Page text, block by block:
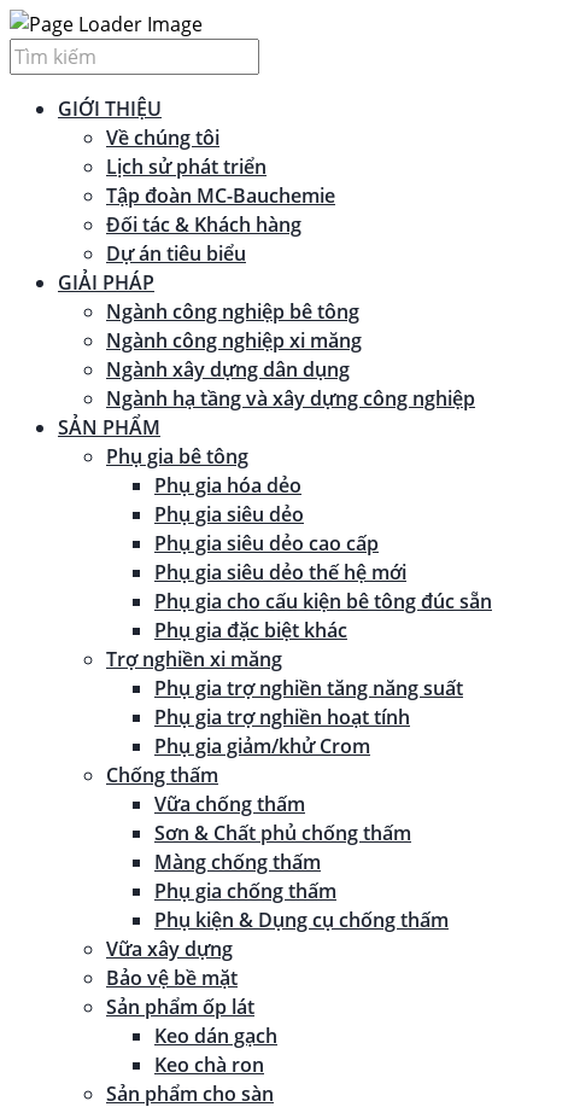
GIỚI THIỆU
Về chúng tôi
Lịch sử phát triển
Tập đoàn MC-Bauchemie
Đối tác & Khách hàng
Dự án tiêu biểu
GIẢI PHÁP
Ngành công nghiệp bê tông
Ngành công nghiệp xi măng
Ngành xây dựng dân dụng
Ngành hạ tầng và xây dựng công nghiệp
SẢN PHẨM
Phụ gia bê tông
Phụ gia hóa dẻo
Phụ gia siêu dẻo
Phụ gia siêu dẻo cao cấp
Phụ gia siêu dẻo thế hệ mới
Phụ gia cho cấu kiện bê tông đúc sẵn
Phụ gia đặc biệt khác
Trợ nghiền xi măng
Phụ gia trợ nghiền tăng năng suất
Phụ gia trợ nghiền hoạt tính
Phụ gia giảm/khử Crom
Chống thấm
Vữa chống thấm
Sơn & Chất phủ chống thấm
Màng chống thấm
Phụ gia chống thấm
Phụ kiện & Dụng cụ chống thấm
Vữa xây dựng
Bảo vệ bề mặt
Sản phẩm ốp lát
Keo dán gạch
Keo chà ron
Sản phẩm cho sàn